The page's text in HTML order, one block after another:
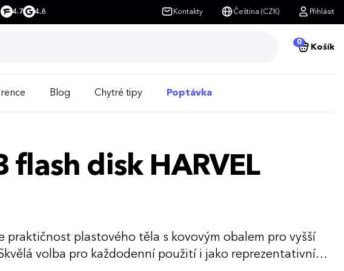
4.7 4.8 Kontakty Čeština (CZK) Přihlásit
0
Košík
Blog Chytré tipy Poptávka
flash disk HARVEL
praktičnost plastového těla s kovovým obalem pro vyšší
volba pro každodenní použití i jako reprezentativní